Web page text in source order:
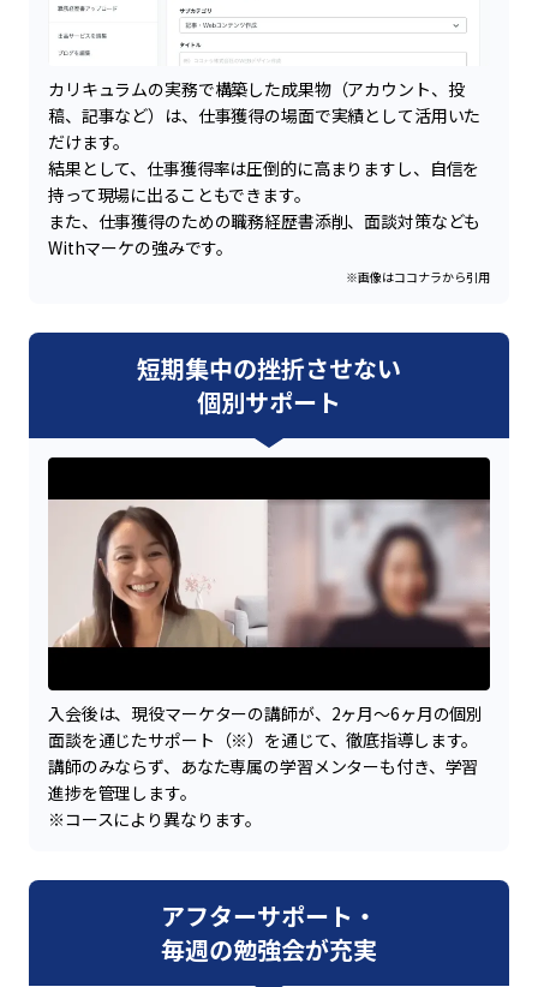
カリキュラムの実務で構築した成果物（アカウント、投
稿、記事など）は、仕事獲得の場面で実績として活用いた
だけます。
結果として、仕事獲得率は圧倒的に高まりますし、自信を
持って現場に出ることもできます。
また、仕事獲得のための職務経歴書添削、面談対策なども
Withマーケの強みです。
※画像はココナラから引用
短期集中の挫折させない
個別サポート
入会後は、現役マーケターの講師が、2ヶ月〜6ヶ月の個別
面談を通じたサポート（※）を通じて、徹底指導します。
講師のみならず、あなた専属の学習メンターも付き、学習
進捗を管理します。
※コースにより異なります。
アフターサポート・
毎週の勉強会が充実